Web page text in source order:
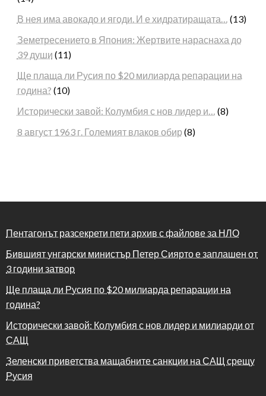
В нея има авокадо и ягоди. И е хидратиращата… (13)
Земетресението в Япония: Жертвите нараснаха до
39 души (11)
Ще плаща ли Русия по $20 милиарда репарации на
година? (10)
Исторически завой: Колумбия с нов лидер и… (8)
8 август 1963 г. Големият влаков обир (8)
Пентагонът разсекрети пети архив с файлове за НЛО
Бившият унгарски министър Петер Сиярто е заплашен от
3 години затвор
Ще плаща ли Русия по $20 милиарда репарации на
година?
Исторически завой: Колумбия с нов лидер и милиарди от
САЩ
Зеленски приветства мащабните санкции на САЩ срещу
Русия